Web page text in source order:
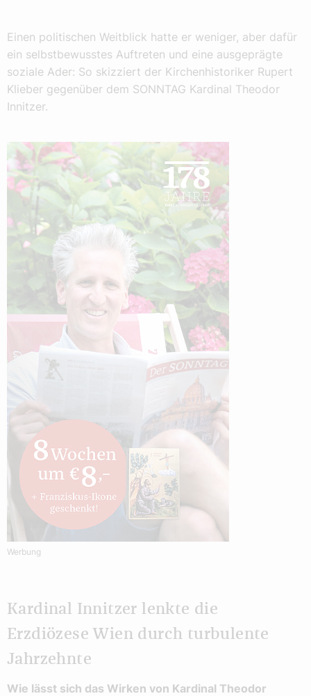
Einen politischen Weitblick hatte er weniger, aber dafür
ein selbstbewusstes Auftreten und eine ausgeprägte
soziale Ader: So skizziert der Kirchenhistoriker Rupert
Klieber gegenüber dem SONNTAG Kardinal Theodor
Innitzer.
Werbung
Kardinal Innitzer lenkte die
Erzdiözese Wien durch turbulente
Jahrzehnte
Wie lässt sich das Wirken von Kardinal Theodor